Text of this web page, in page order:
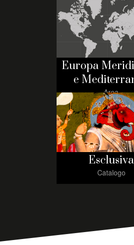
Europa
e
Area
Esclusiva
Catalogo